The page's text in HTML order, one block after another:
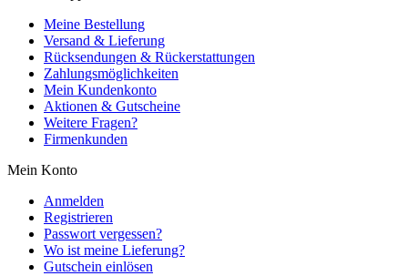
Meine Bestellung
Versand & Lieferung
Rücksendungen & Rückerstattungen
Zahlungsmöglichkeiten
Mein Kundenkonto
Aktionen & Gutscheine
Weitere Fragen?
Firmenkunden
Mein Konto
Anmelden
Registrieren
Passwort vergessen?
Wo ist meine Lieferung?
Gutschein einlösen